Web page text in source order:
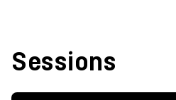
Sessions